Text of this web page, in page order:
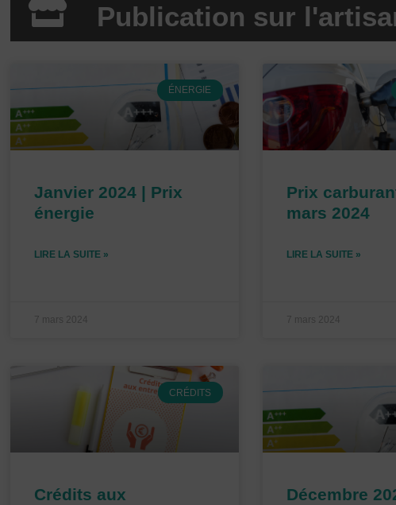
Publication sur
ÉNERGIE
Janvier 2024 | Prix
énergie
LIRE LA SUITE »
7 mars 2024
Prix
mars 2024
LIRE LA SUITE »
7 mars 2024
CRÉDITS
Crédits aux
Décembre
a
e
a
g
a
e
g
e